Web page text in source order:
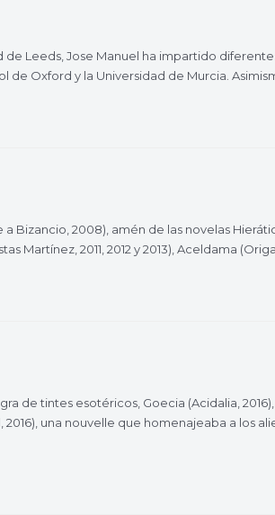
Leeds, Jose Manuel ha impartido
Oxford y la Universidad de Murcia.
Bizancio, 2008), amén de las novelas
2011, 2012 y 2013), Aceldama
de tintes esotéricos, Goecia (Acidalia,
una nouvelle que homenajeaba a los